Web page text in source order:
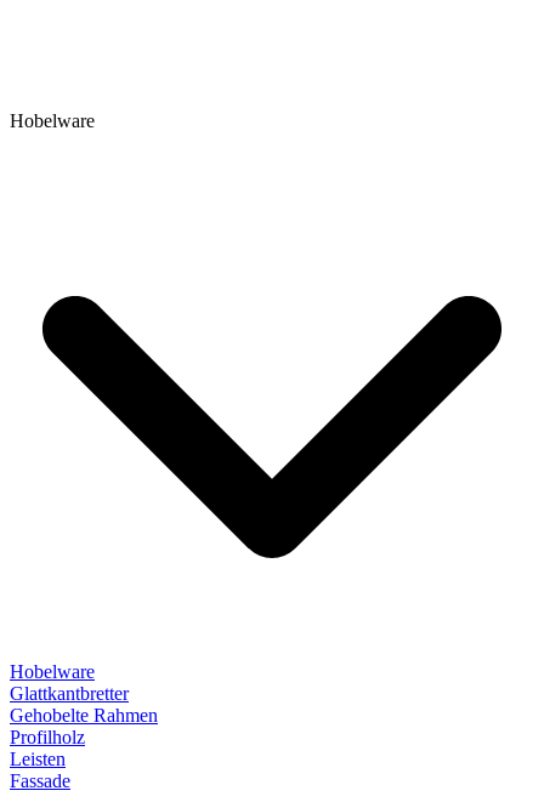
Hobelware
Hobelware
Glattkantbretter
Gehobelte Rahmen
Profilholz
Leisten
Fassade